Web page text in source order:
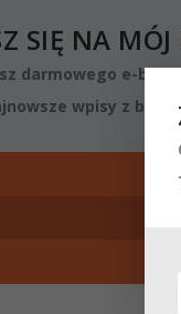
SIĘ NA
darmowego e-
wpisy z